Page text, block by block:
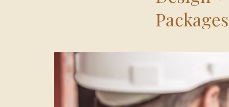
Packages